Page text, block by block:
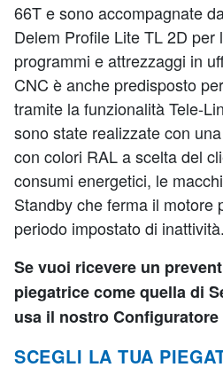
66T e sono accompagnate
Delem Profile Lite TL 2D per
programmi e attrezzaggi in
CNC è anche predisposto
tramite la funzionalità Tele-
sono state realizzate con
con colori RAL a scelta del
consumi energetici, le
Standby che ferma il motore
periodo impostato di inattività.
Se vuoi ricevere un
piegatrice come quella di
usa il nostro Configuratore
SCEGLI LA TUA